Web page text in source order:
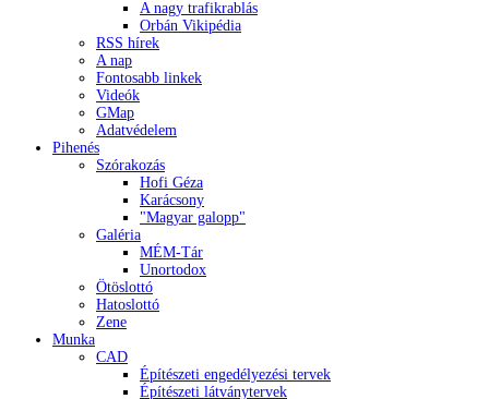
A nagy trafikrablás
Orbán Vikipédia
RSS hírek
A nap
Fontosabb linkek
Videók
GMap
Adatvédelem
Pihenés
Szórakozás
Hofi Géza
Karácsony
"Magyar galopp"
Galéria
MÉM-Tár
Unortodox
Ötöslottó
Hatoslottó
Zene
Munka
CAD
Építészeti engedélyezési tervek
Építészeti látványtervek